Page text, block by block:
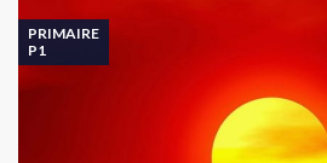
PRIMAIRE
P1